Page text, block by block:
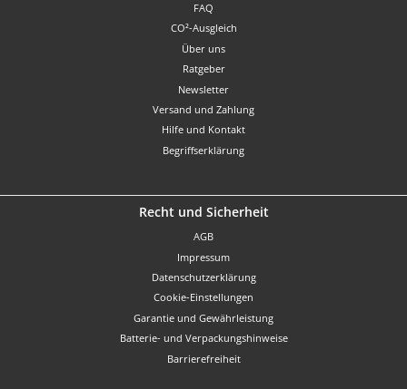
FAQ
CO²-Ausgleich
Über uns
Ratgeber
Newsletter
Versand und Zahlung
Hilfe und Kontakt
Begriffserklärung
Recht und Sicherheit
AGB
Impressum
Datenschutzerklärung
Cookie-Einstellungen
Garantie und Gewährleistung
Batterie- und Verpackungshinweise
Barrierefreiheit